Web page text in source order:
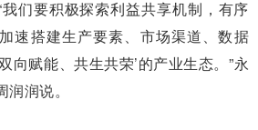
们要积极探索利益共享机制，有序
速搭建生产要素、市场渠道、数据
向赋能、共生共荣’的产业生态。”永
润说。